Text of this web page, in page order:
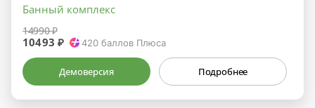
Банный комплекс
14990 ₽
10493 ₽ 420 баллов Плюса
Демоверсия Подробнее